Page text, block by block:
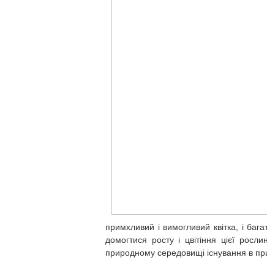
примхливий і вимогливий квітка, і
домогтися росту і цвітіння цієї
природному середовищі існування в